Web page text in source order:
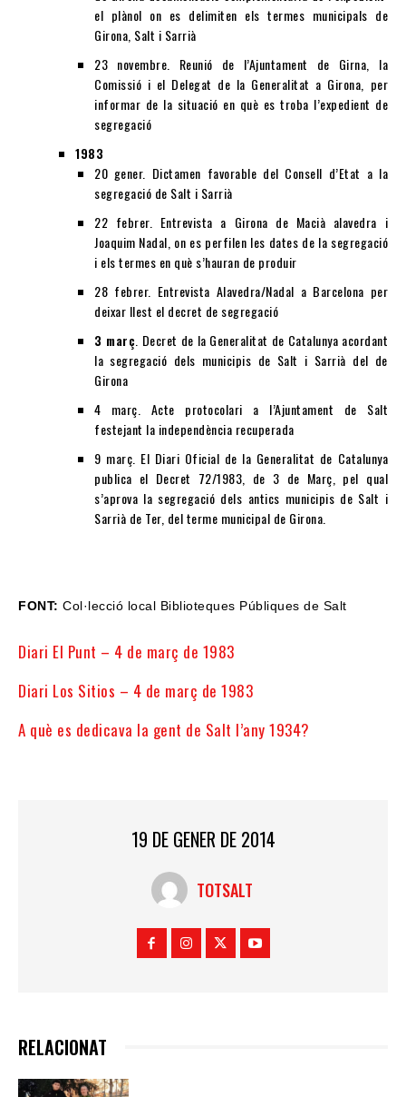
el plànol on es delimiten els termes municipals de
Girona, Salt i Sarrià
23 novembre. Reunió de l’Ajuntament de Girna, la
Comissió i el Delegat de la Generalitat a Girona, per
informar de la situació en què es troba l’expedient de
segregació
1983
20 gener. Dictamen favorable del Consell d’Etat a la
segregació de Salt i Sarrià
22 febrer. Entrevista a Girona de Macià alavedra i
Joaquim Nadal, on es perfilen les dates de la segregació
i els termes en què s’hauran de produir
28 febrer. Entrevista Alavedra/Nadal a Barcelona per
deixar llest el decret de segregació
3 març. Decret de la Generalitat de Catalunya acordant
la segregació dels municipis de Salt i Sarrià del de
Girona
4 març. Acte protocolari a l’Ajuntament de Salt
festejant la independència recuperada
9 març. El Diari Oficial de la Generalitat de Catalunya
publica el Decret 72/1983, de 3 de Març, pel qual
s’aprova la segregació dels antics municipis de Salt i
Sarrià de Ter, del terme municipal de Girona.
FONT: Col·lecció local Biblioteques Públiques de Salt
Diari El Punt – 4 de març de 1983
Diari Los Sitios – 4 de març de 1983
A què es dedicava la gent de Salt l’any 1934?
19 DE GENER DE 2014
TOTSALT
RELACIONAT